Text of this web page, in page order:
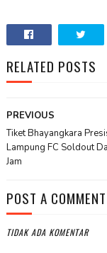
RELATED POSTS
PREVIOUS
Tiket Bhayangkara
Lampung FC Soldout
Jam
POST A COMMENT
TIDAK ADA KOMENTAR